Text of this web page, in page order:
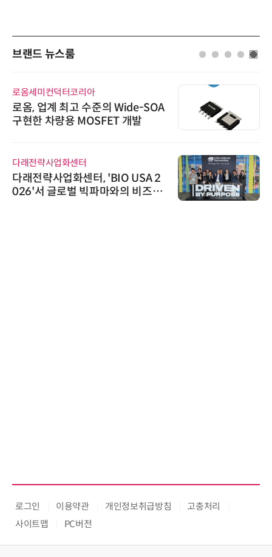
브랜드 뉴스룸
로옴세미컨덕터코리아
로옴, 업계 최고 수준의 Wide-SOA
구현한 차량용 MOSFET 개발
다래전략사업화센터
다래전략사업화센터, 'BIO USA 2
026'서 글로벌 빅파마와의 비즈니
로그인 이용약관 개인정보취급방침
고충처리
사이트맵
PC버전